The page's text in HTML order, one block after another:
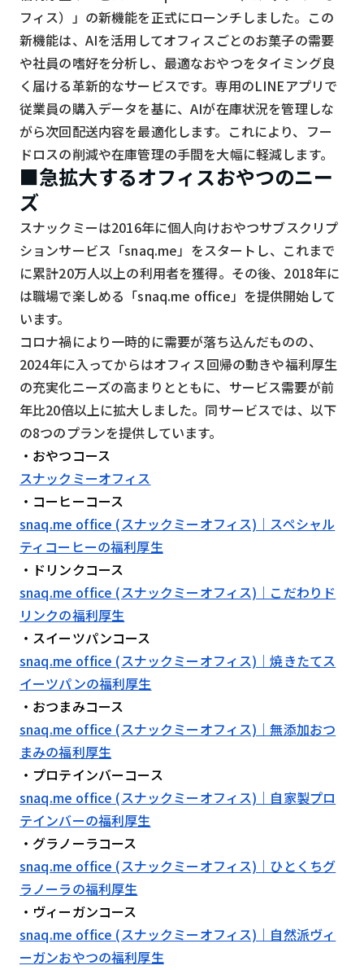
スマート農業
ドローン
ロボット
スマート物流
IoT
DX
ニュース
デジタルサイネージ
カメラ
Wi-Fi
SaaS
AI
おすすめ
SIM
スマホ
フィス）」の新機能を正式にローンチしました。この
新機能は、AIを活用してオフィスごとのお菓子の需要
や社員の嗜好を分析し、最適なおやつをタイミング良
く届ける革新的なサービスです。専用のLINEアプリで
従業員の購入データを基に、AIが在庫状況を管理しな
がら次回配送内容を最適化します。これにより、フー
ドロスの削減や在庫管理の手間を大幅に軽減します。
■急拡大するオフィスおやつのニー
ズ
スナックミーは2016年に個人向けおやつサブスクリプ
ションサービス「snaq.me」をスタートし、これまで
に累計20万人以上の利用者を獲得。その後、2018年に
は職場で楽しめる「snaq.me office」を提供開始して
います。
コロナ禍により一時的に需要が落ち込んだものの、
2024年に入ってからはオフィス回帰の動きや福利厚生
の充実化ニーズの高まりとともに、サービス需要が前
年比20倍以上に拡大しました。同サービスでは、以下
の8つのプランを提供しています。
・おやつコース
スナックミーオフィス
・コーヒーコース
snaq.me office (スナックミーオフィス)｜スペシャル
ティコーヒーの福利厚生
・ドリンクコース
snaq.me office (スナックミーオフィス)｜こだわりド
リンクの福利厚生
・スイーツパンコース
snaq.me office (スナックミーオフィス)｜焼きたてス
イーツパンの福利厚生
・おつまみコース
snaq.me office (スナックミーオフィス)｜無添加おつ
まみの福利厚生
・プロテインバーコース
snaq.me office (スナックミーオフィス)｜自家製プロ
テインバーの福利厚生
・グラノーラコース
snaq.me office (スナックミーオフィス)｜ひとくちグ
ラノーラの福利厚生
・ヴィーガンコース
snaq.me office (スナックミーオフィス)｜自然派ヴィ
ーガンおやつの福利厚生